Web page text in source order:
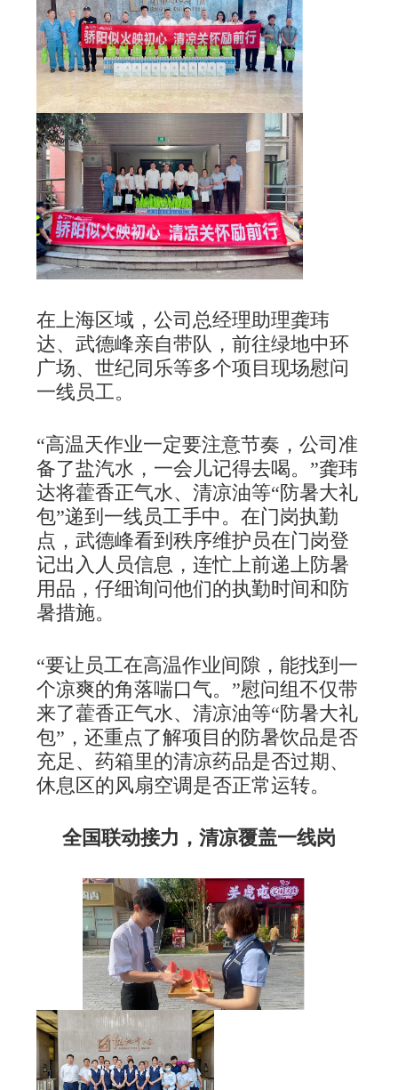
在上海区域，公司总经理助理龚玮
达、武德峰亲自带队，前往绿地中环
广场、世纪同乐等多个项目现场慰问
一线员工。
“高温天作业一定要注意节奏，公司准
备了盐汽水，一会儿记得去喝。”龚玮
达将藿香正气水、清凉油等“防暑大礼
包”递到一线员工手中。在门岗执勤
点，武德峰看到秩序维护员在门岗登
记出入人员信息，连忙上前递上防暑
用品，仔细询问他们的执勤时间和防
暑措施。
“要让员工在高温作业间隙，能找到一
个凉爽的角落喘口气。”慰问组不仅带
来了藿香正气水、清凉油等“防暑大礼
包”，还重点了解项目的防暑饮品是否
充足、药箱里的清凉药品是否过期、
休息区的风扇空调是否正常运转。
全国联动接力，清凉覆盖一线岗